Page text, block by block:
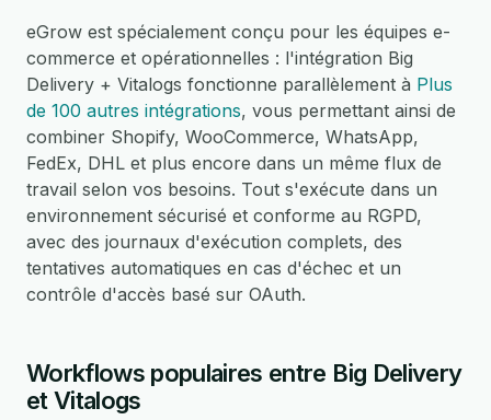
eGrow est spécialement conçu pour les équipes e-
commerce et opérationnelles : l'intégration Big
Delivery + Vitalogs fonctionne parallèlement à Plus
de 100 autres intégrations, vous permettant ainsi de
combiner Shopify, WooCommerce, WhatsApp,
FedEx, DHL et plus encore dans un même flux de
travail selon vos besoins. Tout s'exécute dans un
environnement sécurisé et conforme au RGPD,
avec des journaux d'exécution complets, des
tentatives automatiques en cas d'échec et un
contrôle d'accès basé sur OAuth.
Workflows populaires entre Big Delivery
et Vitalogs